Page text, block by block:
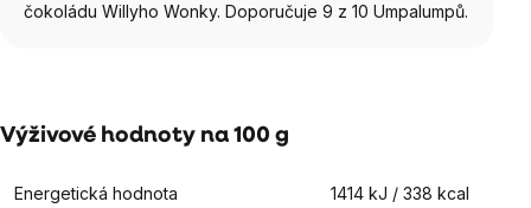
čokoládu Willyho Wonky. Doporučuje 9 z 10 Umpalumpů.
Výživové hodnoty na 100 g
Energetická hodnota 1414 kJ / 338 kcal